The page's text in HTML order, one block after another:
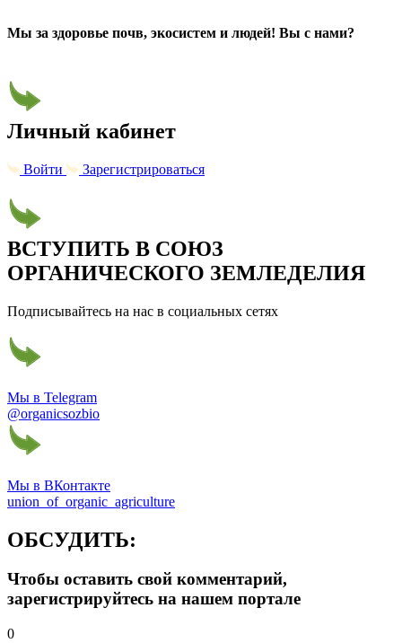
Мы за здоровье почв, экосистем и людей! Вы с нами?
Личный кабинет
Войти Зарегистрироваться
ВСТУПИТЬ В СОЮЗ
ОРГАНИЧЕСКОГО ЗЕМЛЕДЕЛИЯ
Подписывайтесь на нас в социальных сетях
Мы в Telegram
@organicsozbio
Мы в ВКонтакте
union_of_organic_agriculture
ОБСУДИТЬ:
Чтобы оставить свой комментарий,
зарегистрируйтесь на нашем портале
0